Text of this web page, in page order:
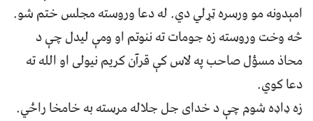
امېدونه مو ورسره ټړلي دي. له دعا وروسته مجلس ختم شو.
څه وخت وروسته زه جومات ته ننوتم او ومې ليدل چې د
محاذ مسؤل صاحب په لاس کې قرآن کريم نيولی او الله ته
دعا کوي.
زه ډاډه شوم چې د خدای جل جلاله مرسته به خامخا راځي.